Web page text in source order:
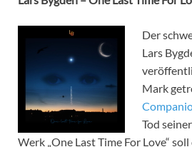
Der
Lars
Mark
Tod
Werk „One Last Time For Love“